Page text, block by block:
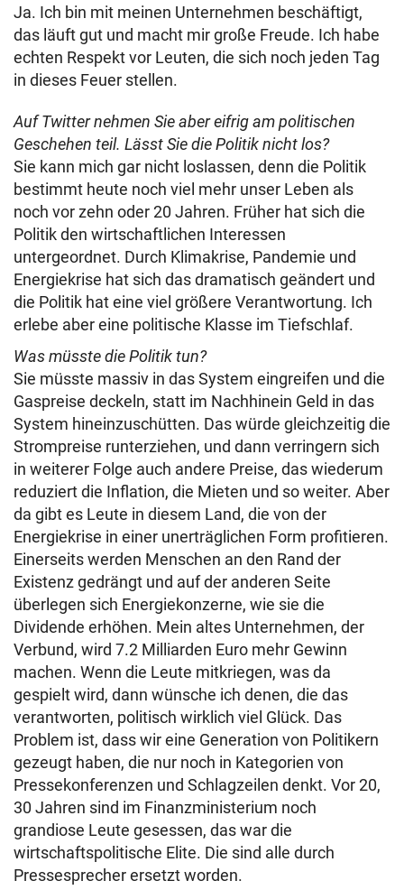
Ja. Ich bin mit meinen Unternehmen beschäftigt,
das läuft gut und macht mir große Freude. Ich habe
echten Respekt vor Leuten, die sich noch jeden Tag
in dieses Feuer stellen.
Auf Twitter nehmen Sie aber eifrig am politischen
Geschehen teil. Lässt Sie die Politik nicht los?
Sie kann mich gar nicht loslassen, denn die Politik
bestimmt heute noch viel mehr unser Leben als
noch vor zehn oder 20 Jahren. Früher hat sich die
Politik den wirtschaftlichen Interessen
untergeordnet. Durch Klimakrise, Pandemie und
Energiekrise hat sich das dramatisch geändert und
die Politik hat eine viel größere Verantwortung. Ich
erlebe aber eine politische Klasse im Tiefschlaf.
Was müsste die Politik tun?
Sie müsste massiv in das System eingreifen und die
Gaspreise deckeln, statt im Nachhinein Geld in das
System hineinzuschütten. Das würde gleichzeitig die
Strompreise runterziehen, und dann verringern sich
in weiterer Folge auch andere Preise, das wiederum
reduziert die Inflation, die Mieten und so weiter. Aber
da gibt es Leute in diesem Land, die von der
Energiekrise in einer unerträglichen Form profitieren.
Einerseits werden Menschen an den Rand der
Existenz gedrängt und auf der anderen Seite
überlegen sich Energiekonzerne, wie sie die
Dividende erhöhen. Mein altes Unternehmen, der
Verbund, wird 7.2 Milliarden Euro mehr Gewinn
machen. Wenn die Leute mitkriegen, was da
gespielt wird, dann wünsche ich denen, die das
verantworten, politisch wirklich viel Glück. Das
Problem ist, dass wir eine Generation von Politikern
gezeugt haben, die nur noch in Kategorien von
Pressekonferenzen und Schlagzeilen denkt. Vor 20,
30 Jahren sind im Finanzministerium noch
grandiose Leute gesessen, das war die
wirtschaftspolitische Elite. Die sind alle durch
Pressesprecher ersetzt worden.